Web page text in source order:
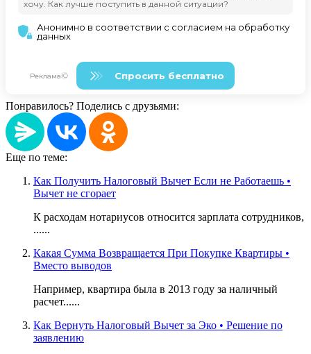
Понравилось? Поделись с друзьями:
Еще по теме:
Как Получить Налоговый Вычет Если не Работаешь •
Вычет не сгорает
К расходам нотариусов относится зарплата сотрудников,
......
Какая Сумма Возвращается При Покупке Квартиры •
Вместо выводов
Например, квартира была в 2013 году за наличный
расчет......
Как Вернуть Налоговый Вычет за Эко • Решение по
заявлению